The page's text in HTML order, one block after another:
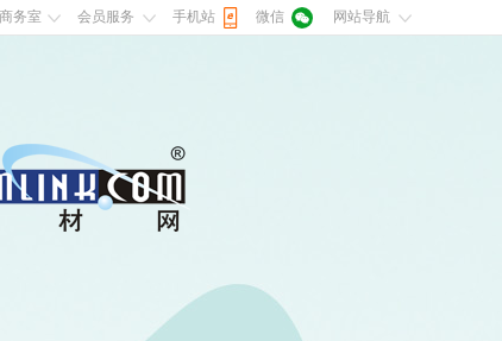
务室 会员服务 手机站 微信 网站导航